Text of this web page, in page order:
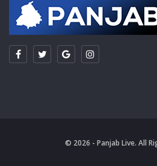
© 2026 - Panjab Live. All